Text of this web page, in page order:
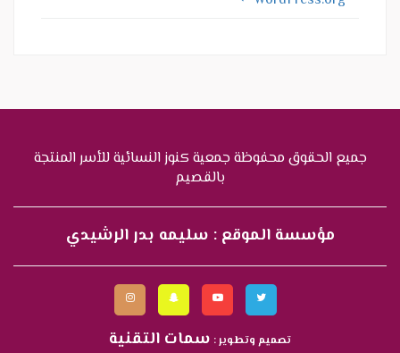
جميع الحقوق محفوظة جمعية كنوز النسائية للأسر المنتجة
بالقصيم
مؤسسة الموقع : سليمه بدر الرشيدي
تصميم وتطوير : سمات التقنية